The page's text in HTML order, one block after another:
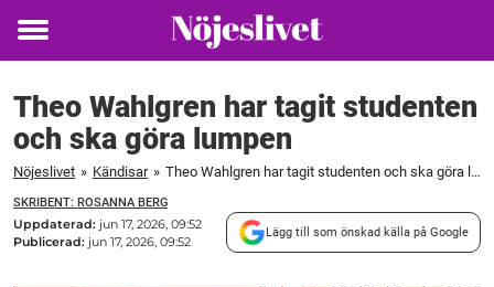
Toggle
Theo Wahlgren har tagit studenten
och ska göra lumpen
Nöjeslivet » Kändisar » Theo Wahlgren har tagit studenten och ska göra lumpen
SKRIBENT: ROSANNA BERG
Uppdaterad: jun 17, 2026, 09:52
Publicerad: jun 17, 2026, 09:52
Lägg till som önskad källa på Google